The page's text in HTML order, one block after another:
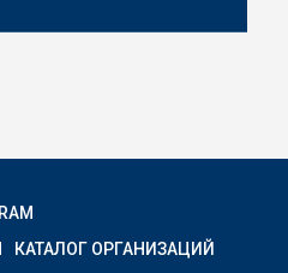
КАТАЛОГ ОРГАНИЗАЦИЙ